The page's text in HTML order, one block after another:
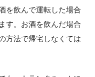
を飲んで運転した場合
す。お酒を飲んだ場合
方法で帰宅しなくては